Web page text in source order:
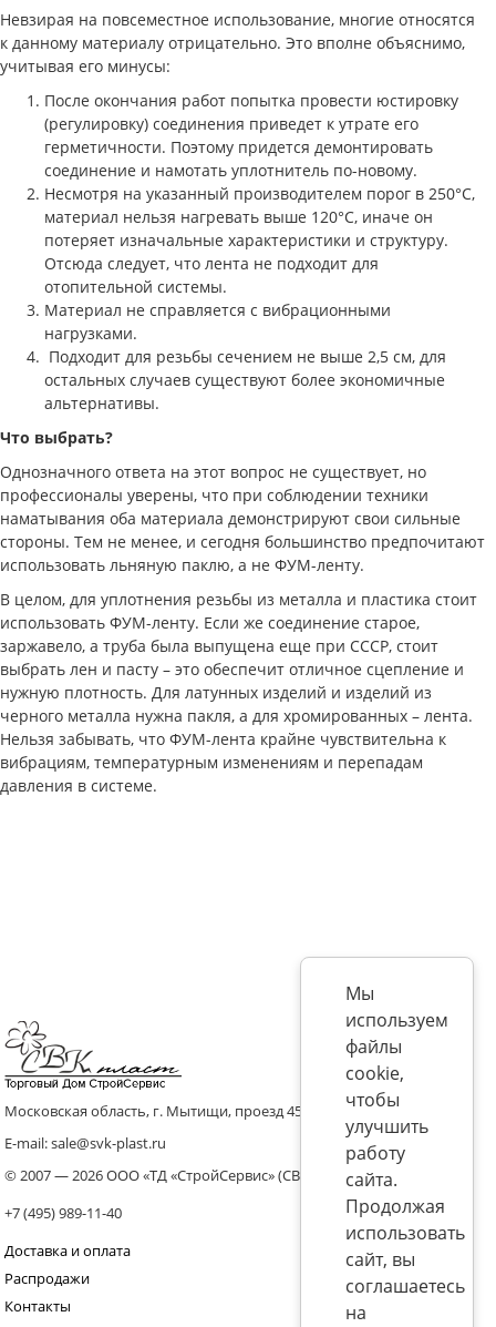
Невзирая на повсеместное использование, многие относятся
к данному материалу отрицательно. Это вполне объяснимо,
учитывая его минусы:
После окончания работ попытка провести юстировку
(регулировку) соединения приведет к утрате его
герметичности. Поэтому придется демонтировать
соединение и намотать уплотнитель по-новому.
Несмотря на указанный производителем порог в 250°C,
материал нельзя нагревать выше 120°C, иначе он
потеряет изначальные характеристики и структуру.
Отсюда следует, что лента не подходит для
отопительной системы.
Материал не справляется с вибрационными
нагрузками.
Подходит для резьбы сечением не выше 2,5 см, для
остальных случаев существуют более экономичные
альтернативы.
Что выбрать?
Однозначного ответа на этот вопрос не существует, но
профессионалы уверены, что при соблюдении техники
наматывания оба материала демонстрируют свои сильные
стороны. Тем не менее, и сегодня большинство предпочитают
использовать льняную паклю, а не ФУМ-ленту.
В целом, для уплотнения резьбы из металла и пластика стоит
использовать ФУМ-ленту. Если же соединение старое,
заржавело, а труба была выпущена еще при СССР, стоит
выбрать лен и пасту – это обеспечит отличное сцепление и
нужную плотность. Для латунных изделий и изделий из
черного металла нужна пакля, а для хромированных – лента.
Нельзя забывать, что ФУМ-лента крайне чувствительна к
вибрациям, температурным изменениям и перепадам
давления в системе.
Московская область, г. Мытищи, проезд 4536 владение 8, стр.10
E-mail: sale@svk-plast.ru
© 2007 — 2026 ООО «ТД «СтройСервис» (СВК)
+7 (495) 989-11-40
Доставка и оплата
Распродажи
Контакты
Мы
используем
файлы
cookie,
чтобы
улучшить
работу
сайта.
Продолжая
использовать
сайт, вы
соглашаетесь
на